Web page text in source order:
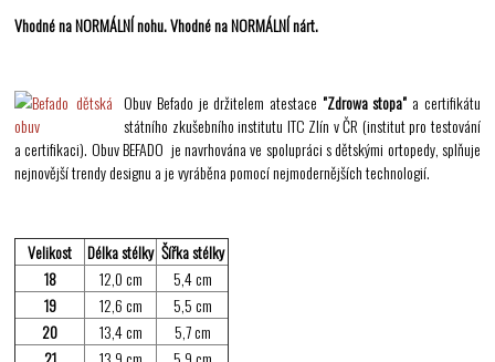
Vhodné na NORMÁLNÍ nohu. Vhodné na NORMÁLNÍ nárt.
Obuv Befado je držitelem atestace "Zdrowa stopa" a certifikátu
státního zkušebního institutu ITC Zlín v ČR (institut pro testování
a certifikaci). Obuv BEFADO je navrhována ve spolupráci s dětskými ortopedy, splňuje
nejnovější trendy designu a je vyráběna pomocí nejmodernějších technologií.
Velikost Délka stélky Šířka stélky
18
12,0 cm
5,4 cm
19
12,6 cm
5,5 cm
20
13,4 cm
5,7 cm